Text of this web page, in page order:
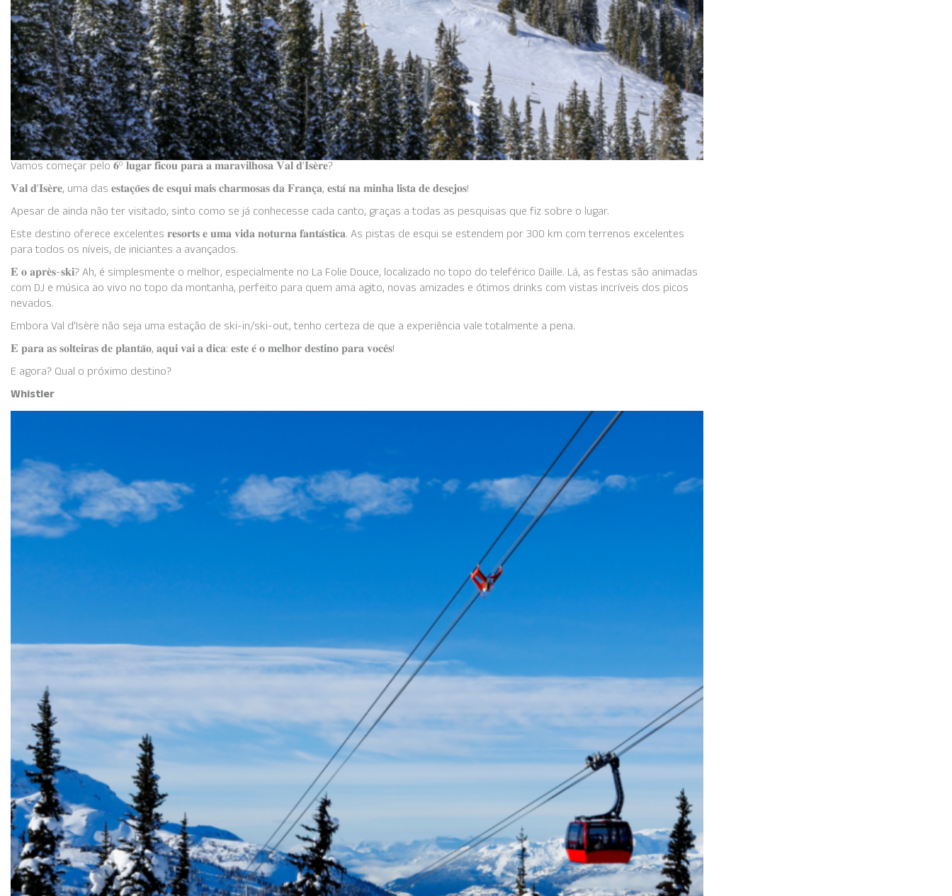
Vamos começar pelo 𝟔º 𝐥𝐮𝐠𝐚𝐫 𝐟𝐢𝐜𝐨𝐮 𝐩𝐚𝐫𝐚 𝐚 𝐦𝐚𝐫𝐚𝐯𝐢𝐥𝐡𝐨𝐬𝐚 𝐕𝐚𝐥 𝐝’𝐈𝐬𝐞̀𝐫𝐞?
𝐕𝐚𝐥 𝐝’𝐈𝐬𝐞̀𝐫𝐞, uma das 𝐞𝐬𝐭𝐚𝐜̧𝐨̃𝐞𝐬 𝐝𝐞 𝐞𝐬𝐪𝐮𝐢 𝐦𝐚𝐢𝐬 𝐜𝐡𝐚𝐫𝐦𝐨𝐬𝐚𝐬 𝐝𝐚 𝐅𝐫𝐚𝐧𝐜̧𝐚, 𝐞𝐬𝐭𝐚́ 𝐧𝐚 𝐦𝐢𝐧𝐡𝐚 𝐥𝐢𝐬𝐭𝐚 𝐝𝐞 𝐝𝐞𝐬𝐞𝐣𝐨𝐬!
Apesar de ainda não ter visitado, sinto como se já conhecesse cada canto, graças a todas as pesquisas que fiz sobre o lugar.
Este destino oferece excelentes 𝐫𝐞𝐬𝐨𝐫𝐭𝐬 𝐞 𝐮𝐦𝐚 𝐯𝐢𝐝𝐚 𝐧𝐨𝐭𝐮𝐫𝐧𝐚 𝐟𝐚𝐧𝐭𝐚́𝐬𝐭𝐢𝐜𝐚. As pistas de esqui se estendem por 300 km com terrenos excelentes
para todos os níveis, de iniciantes a avançados.
𝐄 𝐨 𝐚𝐩𝐫𝐞̀𝐬-𝐬𝐤𝐢? Ah, é simplesmente o melhor, especialmente no La Folie Douce, localizado no topo do teleférico Daille. Lá, as festas são animadas
com DJ e música ao vivo no topo da montanha, perfeito para quem ama agito, novas amizades e ótimos drinks com vistas incríveis dos picos
nevados.
Embora Val d’Isère não seja uma estação de ski-in/ski-out, tenho certeza de que a experiência vale totalmente a pena.
𝐄 𝐩𝐚𝐫𝐚 𝐚𝐬 𝐬𝐨𝐥𝐭𝐞𝐢𝐫𝐚𝐬 𝐝𝐞 𝐩𝐥𝐚𝐧𝐭𝐚̃𝐨, 𝐚𝐪𝐮𝐢 𝐯𝐚𝐢 𝐚 𝐝𝐢𝐜𝐚: 𝐞𝐬𝐭𝐞 𝐞́ 𝐨 𝐦𝐞𝐥𝐡𝐨𝐫 𝐝𝐞𝐬𝐭𝐢𝐧𝐨 𝐩𝐚𝐫𝐚 𝐯𝐨𝐜𝐞̂𝐬!
E agora? Qual o próximo destino?
Whistler